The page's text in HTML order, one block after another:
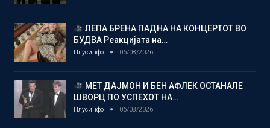
ЛЕПА БРЕНА ПАДНА НА КОНЦЕРТОТ ВО
БУДВА Реакцијата на…
Плусинфо 06/08/2026
МЕТ ДАЈМОН И БЕН АФЛЕК ОСТАНАЛЕ
ШВОРЦ ПО УСПЕХОТ НА…
Плусинфо 06/08/2026